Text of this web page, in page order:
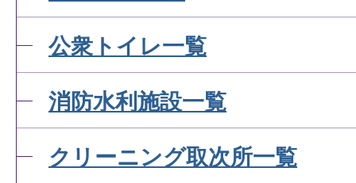
公衆トイレ一覧
消防水利施設一覧
クリーニング取次所一覧